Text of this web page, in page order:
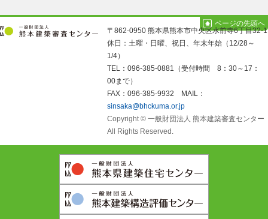
ビ
ゲ
稿:
ページの先頭へ
〒862-0950 熊本県熊本市中央区水前寺6丁目32-1
休日：土曜・日曜、祝日、年末年始（12/28～
1/4）
TEL：096-385-0881（受付時間 8：30～17：
00まで）
FAX：096-385-9932 MAIL：
sinsaka@bhckuma.or.jp
Copyright © 一般財団法人 熊本建築審査センター
All Rights Reserved.